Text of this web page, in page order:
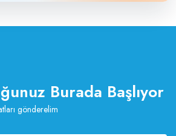
Burada Başlıyor
gönderelim